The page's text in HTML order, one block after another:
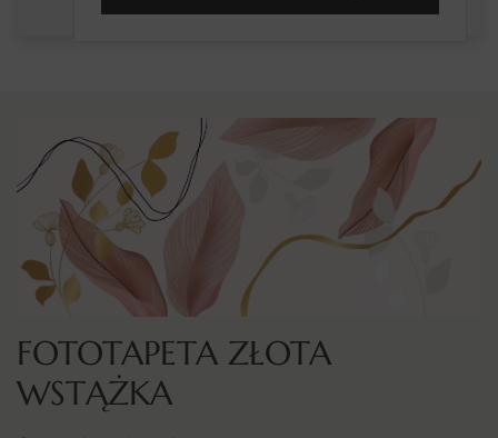
FOTOTAPETA ZŁOTA
WSTĄŻKA